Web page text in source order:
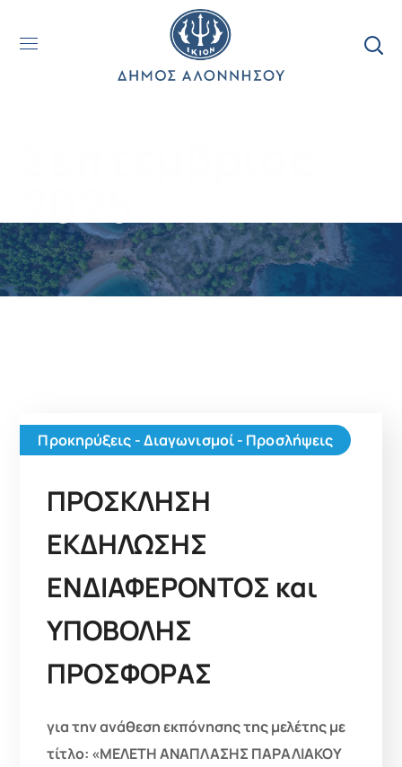
2025
Προκηρύξεις - Διαγωνισμοί - Προσλήψεις
ΠΡΟΣΚΛΗΣΗ
ΕΚΔΗΛΩΣΗΣ
ΕΝΔΙΑΦΕΡΟΝΤΟΣ και
ΥΠΟΒΟΛΗΣ
ΠΡΟΣΦΟΡΑΣ
για την ανάθεση εκπόνησης της μελέτης με
τίτλο: «ΜΕΛΕΤΗ ΑΝΑΠΛΑΣΗΣ ΠΑΡΑΛΙΑΚΟΥ